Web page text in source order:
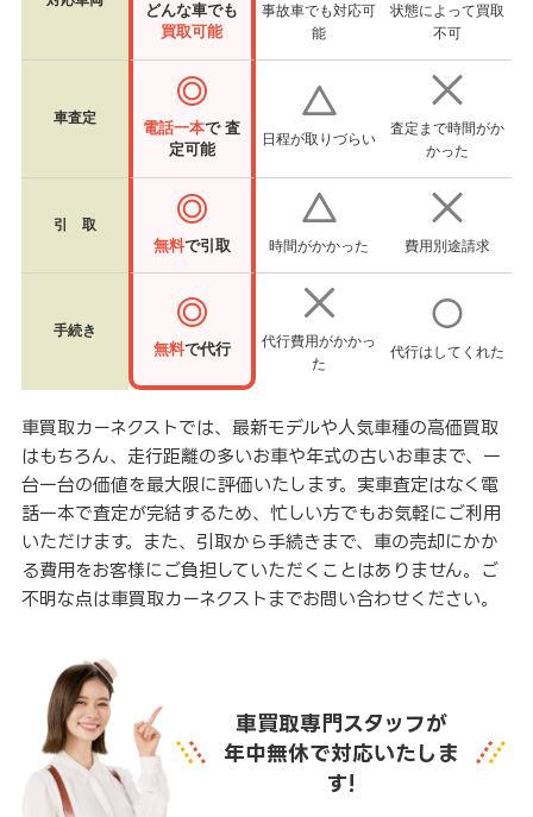
どんな車でも
買取可能
事故車でも対応可
能
状態によって買取
不可
車査定
電話一本で 査
定可能
日程が取りづらい
査定まで時間がか
かった
引 取
無料で引取 時間がかかった 費用別途請求
手続き
無料で代行
代行費用がかかっ
た
代行はしてくれた
車買取カーネクストでは、最新モデルや人気車種の高価買取
はもちろん、走行距離の多いお車や年式の古いお車まで、一
台一台の価値を最大限に評価いたします。実車査定はなく電
話一本で査定が完結するため、忙しい方でもお気軽にご利用
いただけます。また、引取から手続きまで、車の売却にかか
る費用をお客様にご負担していただくことはありません。ご
不明な点は車買取カーネクストまでお問い合わせください。
車買取専門スタッフが
年中無休で対応いたしま
す!